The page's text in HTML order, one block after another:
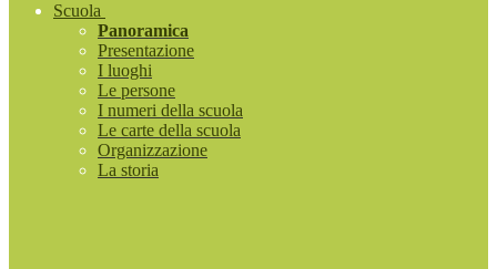
Scuola
Panoramica
Presentazione
I luoghi
Le persone
I numeri della scuola
Le carte della scuola
Organizzazione
La storia